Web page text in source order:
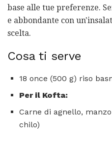
base alle tue preferenze.
e abbondante con
scelta.
Cosa ti serve
18 once (500 g) riso
Per il Kofta:
Carne di agnello,
chilo)